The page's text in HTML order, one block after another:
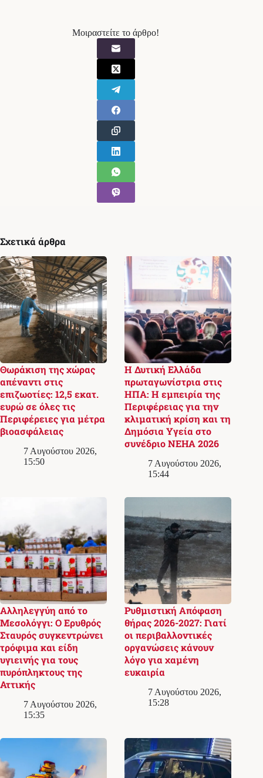
Μοιραστείτε το άρθρο!
Σχετικά άρθρα
Θωράκιση της χώρας
απέναντι στις
επιζωοτίες: 12,5 εκατ.
ευρώ σε όλες τις
Περιφέρειες για μέτρα
βιοασφάλειας
7 Αυγούστου 2026,
15:50
Η Δυτική Ελλάδα
πρωταγωνίστρια στις
ΗΠΑ: Η εμπειρία της
Περιφέρειας για την
κλιματική κρίση και τη
Δημόσια Υγεία στο
συνέδριο NEHA 2026
7 Αυγούστου 2026,
15:44
Αλληλεγγύη από το
Μεσολόγγι: Ο Ερυθρός
Σταυρός συγκεντρώνει
τρόφιμα και είδη
υγιεινής για τους
πυρόπληκτους της
Αττικής
7 Αυγούστου 2026,
15:35
Ρυθμιστική Απόφαση
θήρας 2026-2027: Γιατί
οι περιβαλλοντικές
οργανώσεις κάνουν
λόγο για χαμένη
ευκαιρία
7 Αυγούστου 2026,
15:28